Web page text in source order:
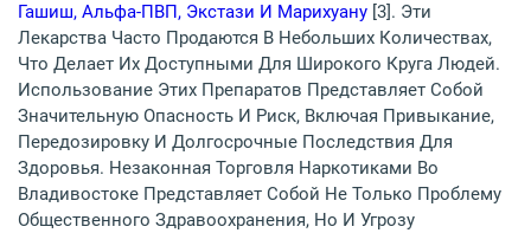
Гашиш, Альфа-ПВП, Экстази И Марихуану [3]. Эти
Лекарства Часто Продаются В Небольших Количествах,
Что Делает Их Доступными Для Широкого Круга Людей.
Использование Этих Препаратов Представляет Собой
Значительную Опасность И Риск, Включая Привыкание,
Передозировку И Долгосрочные Последствия Для
Здоровья. Незаконная Торговля Наркотиками Во
Владивостоке Представляет Собой Не Только Проблему
Общественного Здравоохранения, Но И Угрозу